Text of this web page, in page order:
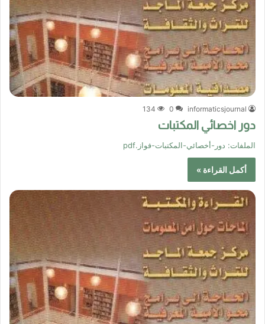
informaticsjournal
0
134
دور اخصائي المكتبات
الملفات: دور-أخصائي-المكتبات-فواز.pdf
أكمل القراءة »